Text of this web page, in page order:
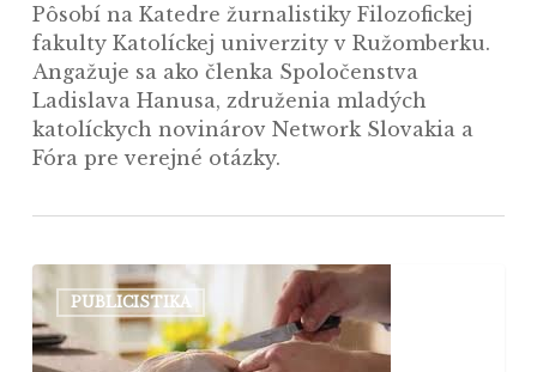
Pôsobí na Katedre žurnalistiky Filozofickej
fakulty Katolíckej univerzity v Ružomberku.
Angažuje sa ako členka Spoločenstva
Ladislava Hanusa, združenia mladých
katolíckych novinárov Network Slovakia a
Fóra pre verejné otázky.
Prečo
sa
KDH
PUBLICISTIKA